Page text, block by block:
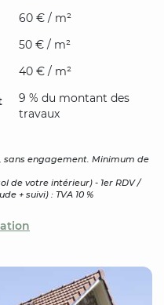
60 € / m²
50 € / m²
40 € / m²
9 % du montant des
travaux
sans engagement. Minimum de
de votre intérieur) - 1er RDV /
+ suivi) : TVA 10 %